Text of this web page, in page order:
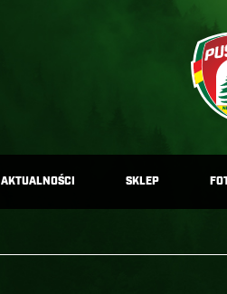
AKTUALNOŚCI SKLEP